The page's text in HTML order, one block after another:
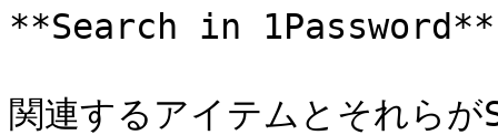
**Search in 1Password**
関連するアイテムとそれら